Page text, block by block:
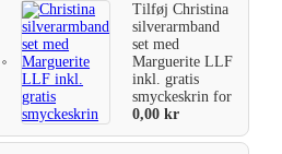
TilføjChristina
silverarmband
set med
Marguerite LLF
inkl. gratis
smyckeskrinfor
0,00kr